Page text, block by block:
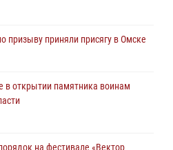
призыву приняли присягу в Омске
в открытии памятника воинам
на фестивале «Вектор